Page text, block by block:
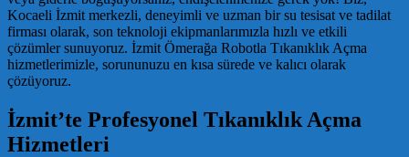
Kocaeli İzmit merkezli, deneyimli ve uzman bir su tesisat ve tadilat
firması olarak, son teknoloji ekipmanlarımızla hızlı ve etkili
çözümler sunuyoruz. İzmit Ömerağa Robotla Tıkanıklık Açma
hizmetlerimizle, sorununuzu en kısa sürede ve kalıcı olarak
çözüyoruz.
İzmit’te Profesyonel Tıkanıklık Açma
Hizmetleri